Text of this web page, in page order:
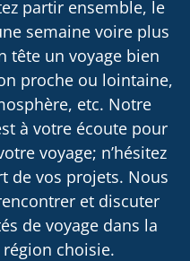
partir ensemble, le
semaine voire plus
tête un voyage bien
proche ou lointaine,
etc. Notre
à votre écoute pour
voyage; n’hésitez
de vos projets. Nous
et discuter
de voyage dans la
choisie.